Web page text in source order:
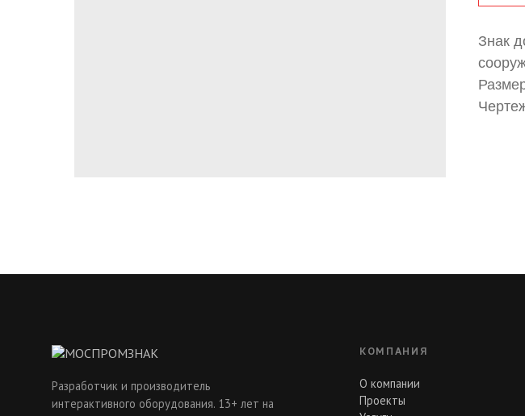
Знак
Разработчик и производитель
интерактивного оборудования. 13+ лет на
КОМПАНИЯ
О компании
Проекты